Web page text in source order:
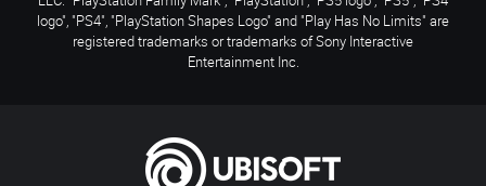
logo", "PS4", "PlayStation Shapes Logo" and "Play Has No Limits" are
registered trademarks or trademarks of Sony Interactive
Entertainment Inc.